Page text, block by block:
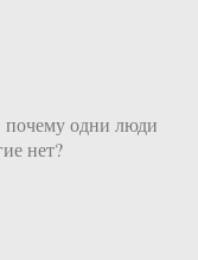
одни люди
нет?